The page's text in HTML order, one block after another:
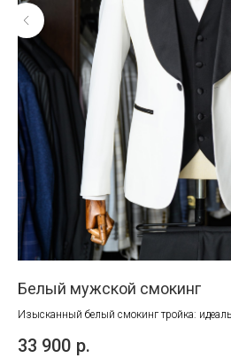
Белый мужской смокинг
Изысканный белый смокинг тройка:
33 900 р.